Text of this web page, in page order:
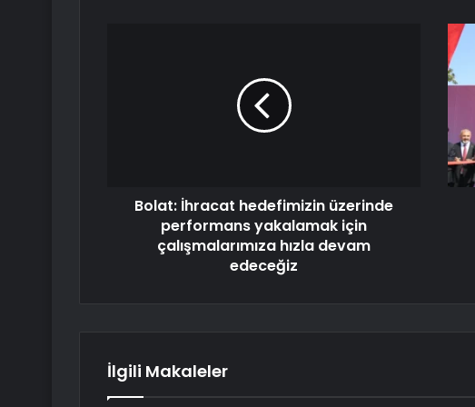
Bolat: İhracat hedefimizin üzerinde
performans yakalamak için
çalışmalarımıza hızla devam
edeceğiz
İlgili Makaleler